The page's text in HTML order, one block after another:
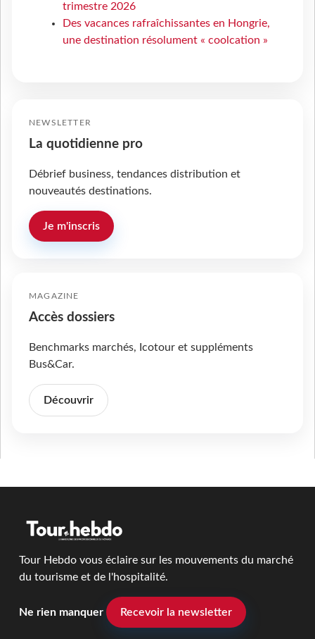
trimestre 2026
Des vacances rafraîchissantes en Hongrie,
une destination résolument « coolcation »
NEWSLETTER
La quotidienne pro
Débrief business, tendances distribution et
nouveautés destinations.
Je m'inscris
MAGAZINE
Accès dossiers
Benchmarks marchés, Icotour et suppléments
Bus&Car.
Découvrir
Tour Hebdo vous éclaire sur les mouvements du marché
du tourisme et de l'hospitalité.
Ne rien manquer Recevoir la newsletter